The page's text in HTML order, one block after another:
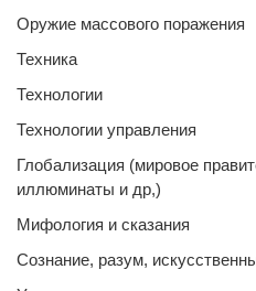
Оружие массового поражения
Техника
Технологии
Технологии управления
Глобализация (мировое
иллюминаты и др,)
Мифология и сказания
Сознание, разум,